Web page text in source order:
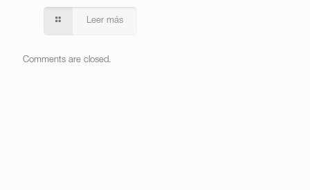
Leer más
Comments are closed.